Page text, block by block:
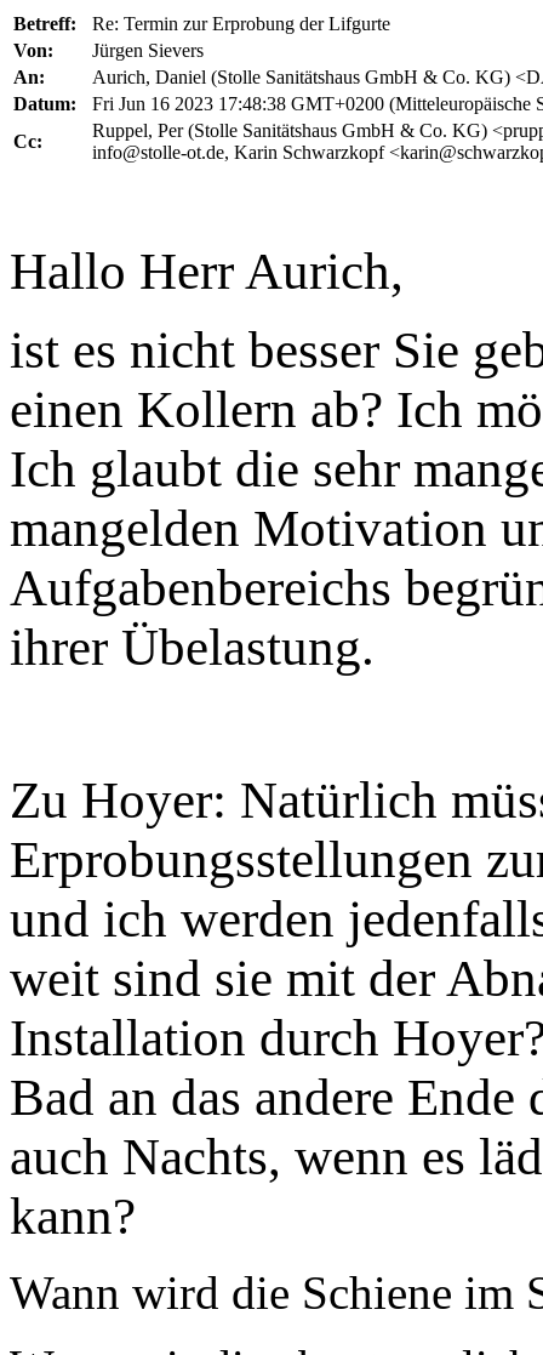
Betreff:
Re: Termin zur Erprobung der Lifgurte
Von:
Jürgen Sievers
An:
Aurich, Daniel (Stolle Sanitätshaus GmbH & Co. KG)
Datum:
Fri Jun 16 2023 17:48:38 GMT+0200 (Mitteleuropäische
Cc:
Ruppel, Per (Stolle Sanitätshaus GmbH & Co. KG)
info@stolle-ot.de, Karin Schwarzkopf
Hallo Herr Aurich,
ist es nicht besser Sie
einen Kollern ab? Ich
Ich glaubt die sehr
mangelden Motivation
Aufgabenbereichs
ihrer Übelastung.
Zu Hoyer: Natürlich
Erprobungsstellungen
und ich werden
weit sind sie mit der
Installation durch
Bad an das andere
auch Nachts, wenn es
kann?
Wann wird die Schiene im